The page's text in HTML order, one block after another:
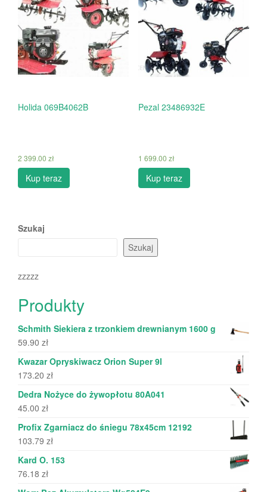
Holida 069B4062B
2 399.00 zł
Kup teraz
Pezal 23486932E
1 699.00 zł
Kup teraz
Szukaj
Szukaj
zzzzz
Produkty
Schmith Siekiera z trzonkiem drewnianym 1600 g
59.90 zł
Kwazar Opryskiwacz Orion Super 9l
173.20 zł
Dedra Nożyce do żywopłotu 80A041
45.00 zł
Profix Zgarniacz do śniegu 78x45cm 12192
103.79 zł
Kard O. 153
76.18 zł